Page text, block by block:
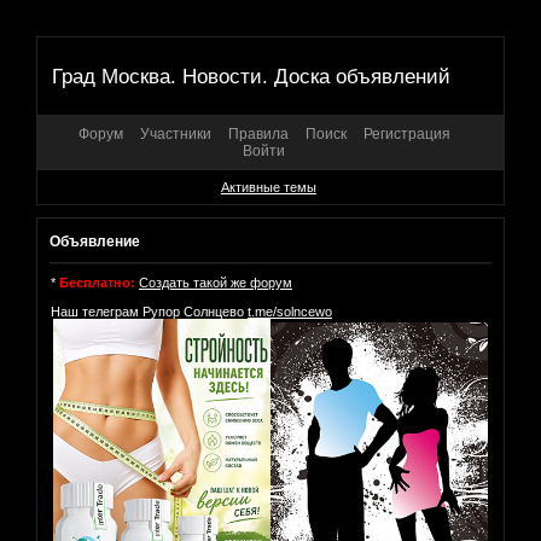
Град Москва. Новости. Доска объявлений
Форум Участники Правила Поиск
Регистрация
Войти
Активные темы
Объявление
* Бесплатно: Создать такой же форум
Наш телеграм Рупор Солнцево t.me/solncewo